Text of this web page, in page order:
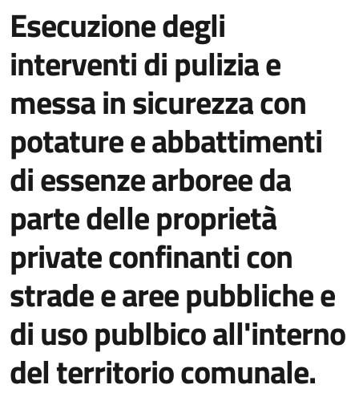
Esecuzione degli
interventi di pulizia e
messa in sicurezza con
potature e abbattimenti
di essenze arboree da
parte delle proprietà
private confinanti con
strade e aree pubbliche e
di uso publbico all'interno
del territorio comunale.